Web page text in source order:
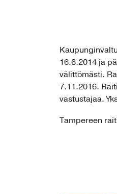
16.6.2014 ja
välittömästi.
7.11.2016.
vastustajaa.
Tampereen